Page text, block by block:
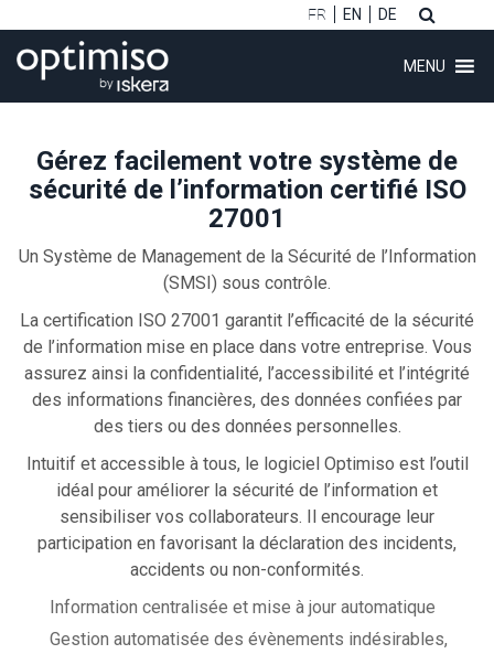
(Logiciel)
(Conseil)
(Formations)
(À propos)
FR EN DE
MENU
Gérez facilement votre système de
sécurité de l’information certifié ISO
27001
Un Système de Management de la Sécurité de l’Information
(SMSI) sous contrôle.
La certification ISO 27001 garantit l’efficacité de la sécurité
de l’information mise en place dans votre entreprise. Vous
assurez ainsi la confidentialité, l’accessibilité et l’intégrité
des informations financières, des données confiées par
des tiers ou des données personnelles.
Intuitif et accessible à tous, le logiciel Optimiso est l’outil
idéal pour améliorer la sécurité de l’information et
sensibiliser vos collaborateurs. Il encourage leur
participation en favorisant la déclaration des incidents,
accidents ou non-conformités.
Information centralisée et mise à jour automatique
Gestion automatisée des évènements indésirables,